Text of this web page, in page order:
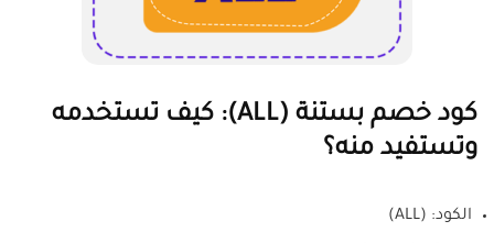
كود خصم بستنة (ALL): كيف تستخدمه
وتستفيد منه؟
الكود: (ALL)